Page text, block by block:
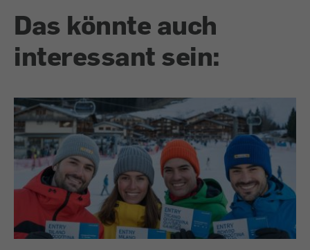
Das könnte auch
interessant sein: